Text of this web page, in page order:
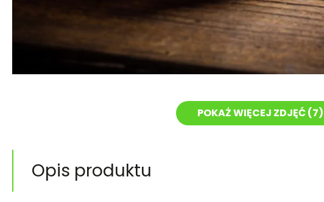
POKAŻ WIĘCEJ ZDJĘĆ (7)
Opis produktu